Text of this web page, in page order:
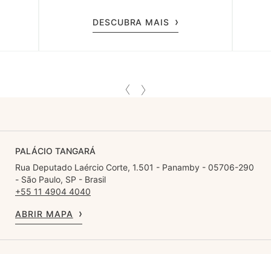
DESCUBRA MAIS
PALÁCIO TANGARÁ
Rua Deputado Laércio Corte, 1.501 - Panamby - 05706-290
- São Paulo, SP - Brasil
+55 11 4904 4040
ABRIR MAPA